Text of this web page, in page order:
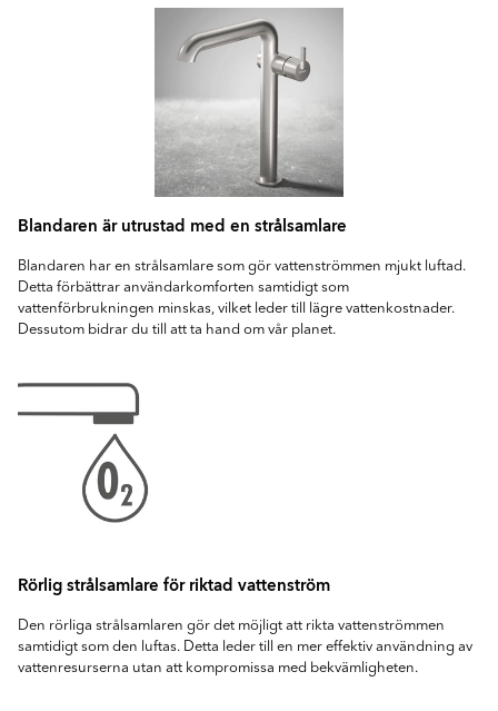
Blandaren är utrustad med en strålsamlare
Blandaren har en strålsamlare som gör vattenströmmen mjukt luftad.
Detta förbättrar användarkomforten samtidigt som
vattenförbrukningen minskas, vilket leder till lägre vattenkostnader.
Dessutom bidrar du till att ta hand om vår planet.
Rörlig strålsamlare för riktad vattenström
Den rörliga strålsamlaren gör det möjligt att rikta vattenströmmen
samtidigt som den luftas. Detta leder till en mer effektiv användning av
vattenresurserna utan att kompromissa med bekvämligheten.